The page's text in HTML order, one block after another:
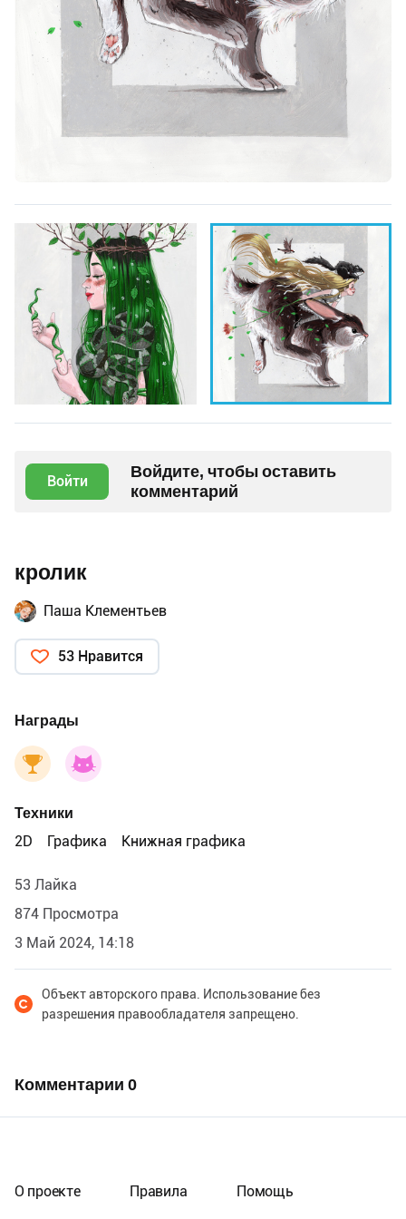
Войти
Войдите, чтобы оставить
комментарий
кролик
Паша Клементьев
53 Нравится
Награды
Техники
2D
Графика Книжная графика
53 Лайка
874 Просмотра
3 Май 2024, 14:18
Объект авторского права. Использование без
разрешения правообладателя запрещено.
Комментарии 0
О проекте Правила Помощь